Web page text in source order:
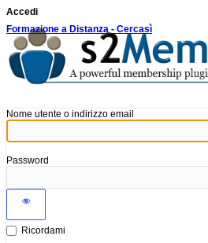
Accedi
Formazione a Distanza - Cercasì
Nome utente o indirizzo email
Password
Ricordami